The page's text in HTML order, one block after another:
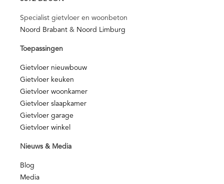
Specialist gietvloer en woonbeton
Noord Brabant & Noord Limburg
Toepassingen
Gietvloer nieuwbouw
Gietvloer keuken
Gietvloer woonkamer
Gietvloer slaapkamer
Gietvloer garage
Gietvloer winkel
Nieuws & Media
Blog
Media